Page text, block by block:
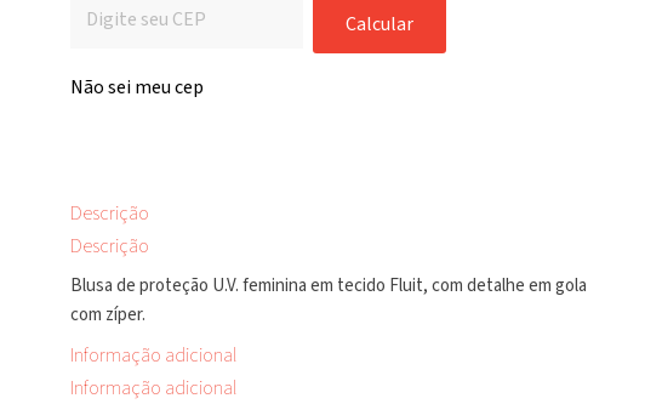
Calcular
Não sei meu cep
Descrição
Descrição
Blusa de proteção U.V. feminina em tecido Fluit, com detalhe em gola
com zíper.
Informação adicional
Informação adicional